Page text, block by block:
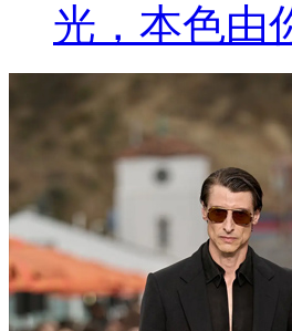
光，本色由